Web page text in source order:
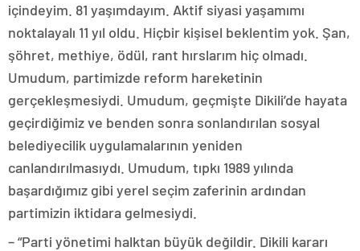
içindeyim. 81 yaşımdayım. Aktif siyasi yaşamımı
noktalayalı 11 yıl oldu. Hiçbir kişisel beklentim yok. Şan,
şöhret, methiye, ödül, rant hırslarım hiç olmadı.
Umudum, partimizde reform hareketinin
gerçekleşmesiydi. Umudum, geçmişte Dikili’de hayata
geçirdiğimiz ve benden sonra sonlandırılan sosyal
belediyecilik uygulamalarının yeniden
canlandırılmasıydı. Umudum, tıpkı 1989 yılında
başardığımız gibi yerel seçim zaferinin ardından
partimizin iktidara gelmesiydi.
– “Parti yönetimi halktan büyük değildir. Dikili kararı